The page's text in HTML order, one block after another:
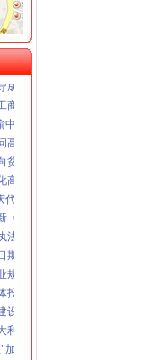
点配合财政启用新版票据
办公司场管理
监管
立贫困救助基金会
所问干部职工
区工商代办内涵
新区工商分局干部职工
困群众送温暖活动
危行业监管
办公司活动
公司法》和《公司登记管理
质量管理工作
间商标专用权保护
范农资管理
诉案
暨纪检监察工作会
亚客人
风廉政建设
司局风廉政建设暨纪检监察